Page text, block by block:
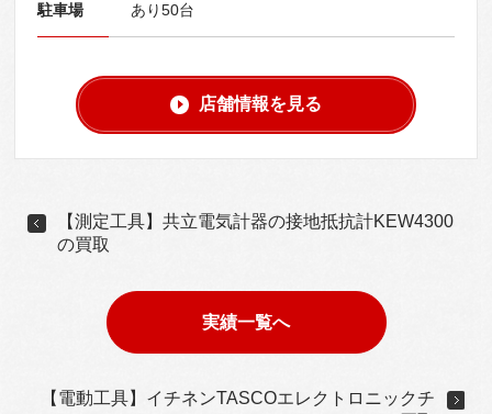
駐車場 あり50台
店舗情報を見る
【測定工具】共立電気計器の接地抵抗計KEW4300
の買取
実績一覧へ
【電動工具】イチネンTASCOエレクトロニックチ